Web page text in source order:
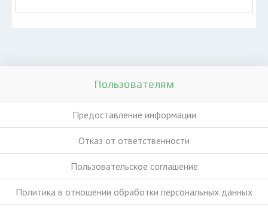
Пользователям
Предоставление информации
Отказ от ответственности
Пользовательское соглашение
Политика в отношении обработки персональных данных